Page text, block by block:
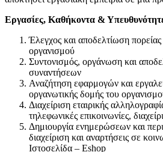
Εργασίες, Καθήκοντα &
Έλεγχος και αποδελτίωση
οργανισμού
Συντονισμός, οργάνωση και
συναντήσεων
Αναζήτηση εφαρμογών και
οργανωτικής δομής του
Διαχείριση εταιρικής
τηλεφωνικές επικοινωνίες,
Δημιουργία ενημερώσεων και
διαχείριση και αναρτήσεις σε
Ιστοσελίδα – Eshop